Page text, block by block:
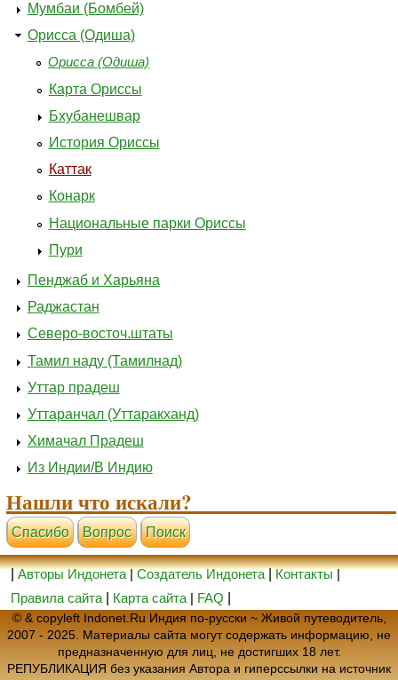
Мумбаи (Бомбей)
Орисса (Одиша)
Орисса (Одиша)
Карта Ориссы
Бхубанешвар
История Ориссы
Каттак
Конарк
Национальные парки Ориссы
Пури
Пенджаб и Харьяна
Раджастан
Северо-восточ.штаты
Тамил наду (Тамилнад)
Уттар прадеш
Уттаранчал (Уттаракханд)
Химачал Прадеш
Из Индии/В Индию
Нашли что искали?
Cпасибо Вопрос Поиск
|Авторы Индонета|Создатель Индонета|Контакты|
Правила сайта
Карта сайта | FAQ
© & copyleft Indonet.Ru Индия по-русски ~ Живой путеводитель,
2007 - 2025. Материалы сайта могут содержать информацию, не
предназначенную для лиц, не достигших 18 лет.
РЕПУБЛИКАЦИЯ без указания Автора и гиперссылки на источник